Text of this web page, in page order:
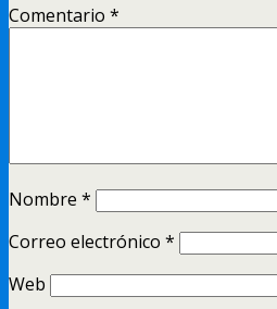
Comentario *
Nombre *
Correo electrónico *
Web